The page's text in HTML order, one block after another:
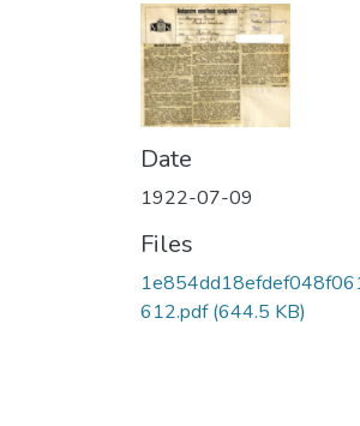
Date
1922-07-09
Files
612.pdf(644.5 KB)